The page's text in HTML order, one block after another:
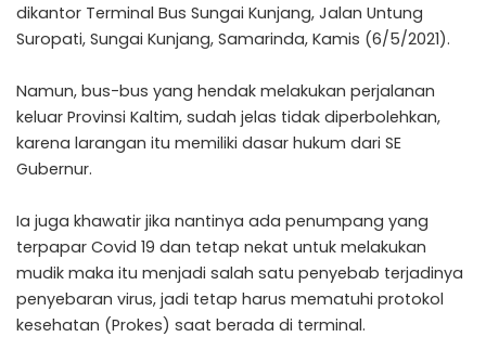
dikantor Terminal Bus Sungai Kunjang, Jalan Untung
Suropati, Sungai Kunjang, Samarinda, Kamis (6/5/2021).
Namun, bus-bus yang hendak melakukan perjalanan
keluar Provinsi Kaltim, sudah jelas tidak diperbolehkan,
karena larangan itu memiliki dasar hukum dari SE
Gubernur.
Ia juga khawatir jika nantinya ada penumpang yang
terpapar Covid 19 dan tetap nekat untuk melakukan
mudik maka itu menjadi salah satu penyebab terjadinya
penyebaran virus, jadi tetap harus mematuhi protokol
kesehatan (Prokes) saat berada di terminal.